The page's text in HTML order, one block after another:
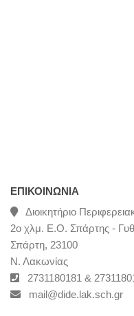
ΕΠΙΚΟΙΝΩΝΊΑ
Διοικητήριο
2ο χλμ. Ε.Ο. Σπάρτης -
Σπάρτη, 23100
Ν. Λακωνίας
2731180181 &
mail@dide.lak.sch.gr